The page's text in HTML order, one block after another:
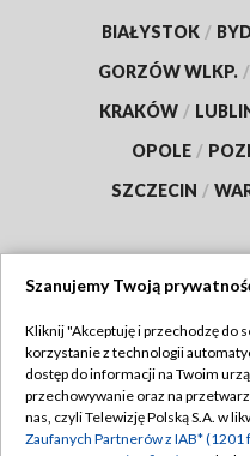
BIAŁYSTOK /
GORZÓW WLKP. /
KRAKÓW /
OPOLE /
SZCZECIN /
Abonament TVP
Emisja w TVP
Szanujemy Twoją
Kliknij "Akceptuję i przechodzę do
korzystanie z technologii
dostęp do informacji na Twoim
przechowywanie oraz na
nas, czyli Telewizję Polską S.A. w
Zaufanych Partnerów z IAB* (1201